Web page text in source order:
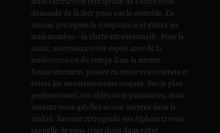
demande de lâcher prise sur le contrôle. En
amour, pratiquez la compassion et évitez les
malentendus—la clarté est essentielle. Pour la
santé, nourrissez votre esprit avec de la
méditation ou du temps dans la nature.
Financièrement, passez en revue vos contrats et
évitez les investissements risqués. Sur le plan
professionnel, vos idées sont puissantes, mais
assurez-vous qu’elles soient ancrées dans la
réalité. Saturne rétrograde sur Alpheratz vous
rappelle de vous tenir droit dans votre